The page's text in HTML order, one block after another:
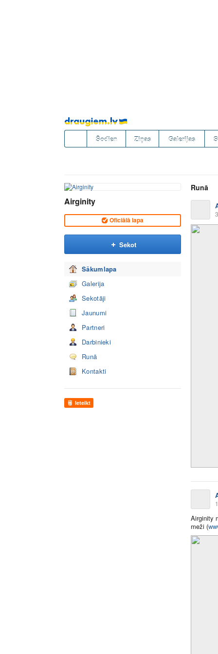
Pāriet
uz
saturu
Šodien Ziņas Galerijas
Airginity
Oficiālā lapa
Sekot
Sākumlapa
Galerija
Sekotāji
Jaunumi
Partneri
Darbinieki
Runā
Kontakti
Ieteikt
Runā
Airginity
meži (